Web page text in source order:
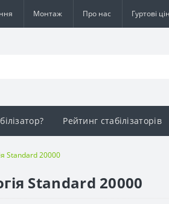
Монтаж Про нас Гуртові
Рейтинг стабілізаторів
Standard 20000
Standard 20000